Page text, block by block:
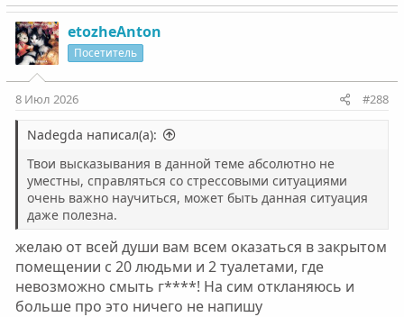
а
к
ц
и
и
:
etozheAnton
Посетитель
8 Июл 2026 #288
Nadegda написал(а):
Твои высказывания в данной теме абсолютно не
уместны, справляться со стрессовыми ситуациями
очень важно научиться, может быть данная ситуация
даже полезна.
желаю от всей души вам всем оказаться в закрытом
помещении с 20 людьми и 2 туалетами, где
невозможно смыть г****! На сим откланяюсь и
больше про это ничего не напишу